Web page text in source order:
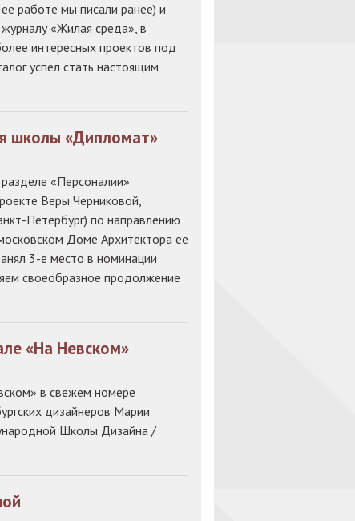
работе мы писали ранее) и
«Жилая среда», в
интересных проектов под
успел стать настоящим
школы «Дипломат»
«Персоналии»
Веры Черниковой,
Петербург) по направлению
Доме Архитектора ее
3-е место в номинации
своеобразное продолжение
«На Невском»
в свежем номере
дизайнеров Марии
Школы Дизайна /